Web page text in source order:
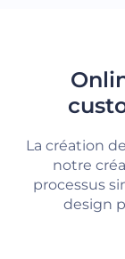
La création
notre
processus
design